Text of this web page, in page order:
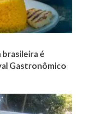
brasileira é
Gastronômico